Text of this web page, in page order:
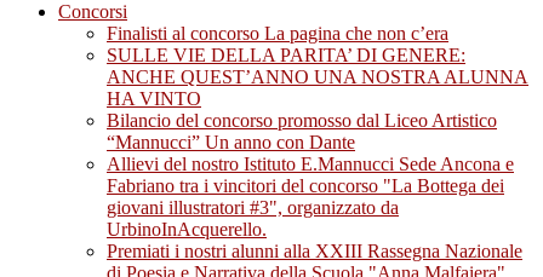
Concorsi
Finalisti al concorso La pagina che non c’era
SULLE VIE DELLA PARITA’ DI GENERE:
ANCHE QUEST’ANNO UNA NOSTRA ALUNNA
HA VINTO
Bilancio del concorso promosso dal Liceo Artistico
“Mannucci” Un anno con Dante
Allievi del nostro Istituto E.Mannucci Sede Ancona e
Fabriano tra i vincitori del concorso "La Bottega dei
giovani illustratori #3", organizzato da
UrbinoInAcquerello.
Premiati i nostri alunni alla XXIII Rassegna Nazionale